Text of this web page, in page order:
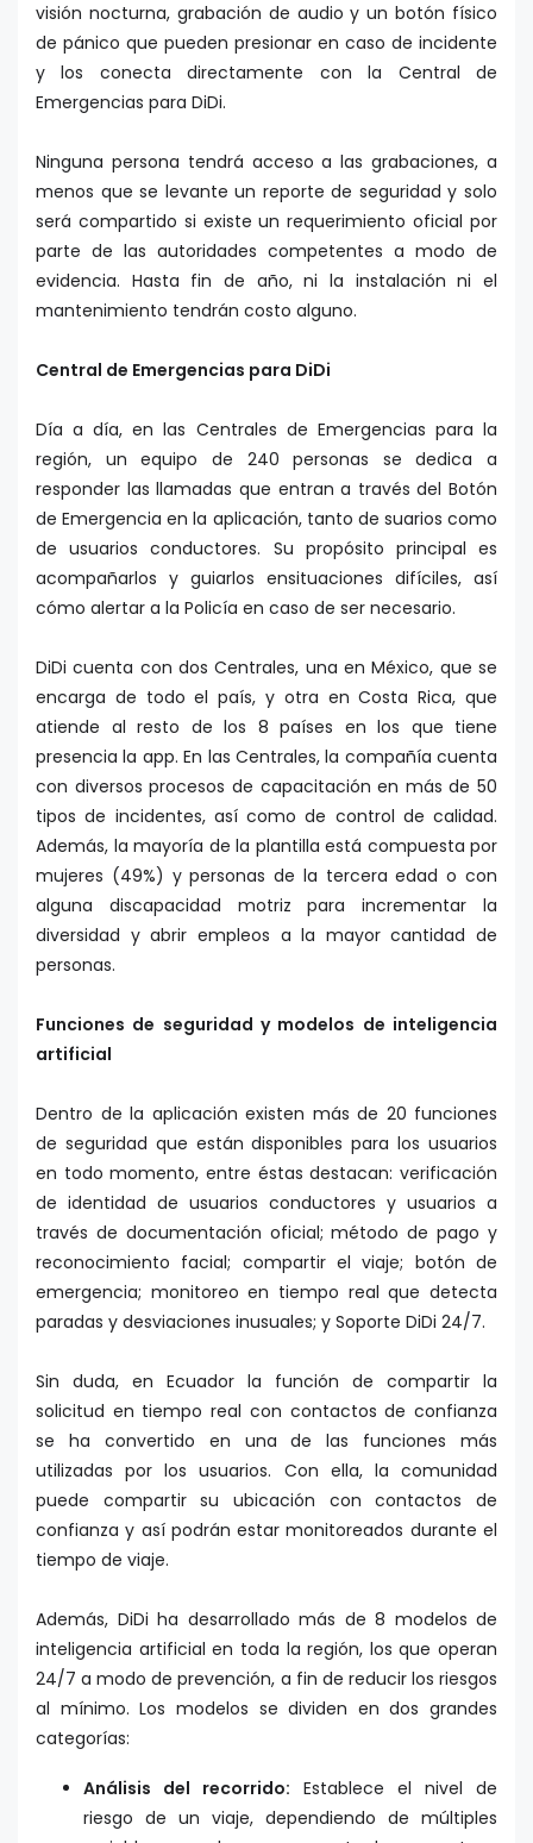
visión nocturna, grabación de audio y un botón físico
de pánico que pueden presionar en caso de incidente
y los conecta directamente con la Central de
Emergencias para DiDi.
Ninguna persona tendrá acceso a las grabaciones, a
menos que se levante un reporte de seguridad y solo
será compartido si existe un requerimiento oficial por
parte de las autoridades competentes a modo de
evidencia. Hasta fin de año, ni la instalación ni el
mantenimiento tendrán costo alguno.
Central de Emergencias para DiDi
Día a día, en las Centrales de Emergencias para la
región, un equipo de 240 personas se dedica a
responder las llamadas que entran a través del Botón
de Emergencia en la aplicación, tanto de suarios como
de usuarios conductores. Su propósito principal es
acompañarlos y guiarlos ensituaciones difíciles, así
cómo alertar a la Policía en caso de ser necesario.
DiDi cuenta con dos Centrales, una en México, que se
encarga de todo el país, y otra en Costa Rica, que
atiende al resto de los 8 países en los que tiene
presencia la app. En las Centrales, la compañía cuenta
con diversos procesos de capacitación en más de 50
tipos de incidentes, así como de control de calidad.
Además, la mayoría de la plantilla está compuesta por
mujeres (49%) y personas de la tercera edad o con
alguna discapacidad motriz para incrementar la
diversidad y abrir empleos a la mayor cantidad de
personas.
Funciones de seguridad y modelos de inteligencia
artificial
Dentro de la aplicación existen más de 20 funciones
de seguridad que están disponibles para los usuarios
en todo momento, entre éstas destacan: verificación
de identidad de usuarios conductores y usuarios a
través de documentación oficial; método de pago y
reconocimiento facial; compartir el viaje; botón de
emergencia; monitoreo en tiempo real que detecta
paradas y desviaciones inusuales; y Soporte DiDi 24/7.
Sin duda, en Ecuador la función de compartir la
solicitud en tiempo real con contactos de confianza
se ha convertido en una de las funciones más
utilizadas por los usuarios. Con ella, la comunidad
puede compartir su ubicación con contactos de
confianza y así podrán estar monitoreados durante el
tiempo de viaje.
Además, DiDi ha desarrollado más de 8 modelos de
inteligencia artificial en toda la región, los que operan
24/7 a modo de prevención, a fin de reducir los riesgos
al mínimo. Los modelos se dividen en dos grandes
categorías:
Análisis del recorrido: Establece el nivel de
riesgo de un viaje, dependiendo de múltiples